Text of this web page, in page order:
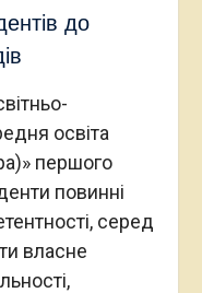
до
освіта
першого
повинні
серед
власне